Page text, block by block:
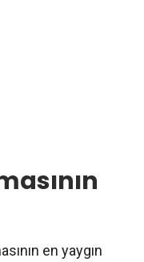
en yaygın